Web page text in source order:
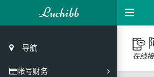
Luchibb
导航
帐号财务
在线